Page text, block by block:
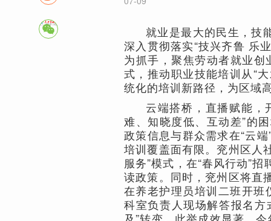
就业是最大的民生，技
深入贯彻落实“技兴齐鲁 乐
为抓手，聚焦劳动者就业创
式，推动职业技能培训从“
统化的培训新路径，为区域
云端搭桥，直播赋能，
难、知晓度低、互动差”的
政策信息与群众需求在“云
培训覆盖面有限。兖州区人
服务”模式，在“春风行动”
读政策。同时，兖州区将直
在养老护理员培训二班开
科室负责人现场解答报名方
及”转变。此举成效显著，